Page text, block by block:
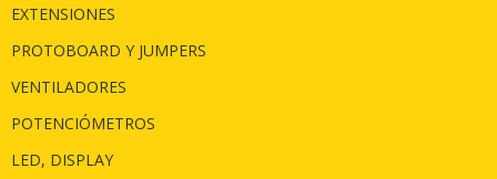
EXTENSIONES
PROTOBOARD Y JUMPERS
VENTILADORES
POTENCIÓMETROS
LED, DISPLAY